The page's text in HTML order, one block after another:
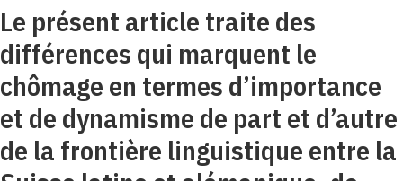
Le présent article traite des
différences qui marquent le
chômage en termes d’importance
et de dynamisme de part et d’autre
de la frontière linguistique entre la